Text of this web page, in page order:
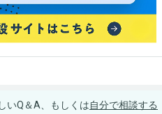
いQ＆A、もしくは自分で相談する